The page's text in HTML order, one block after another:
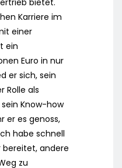
Karriere im
einer
ein
Euro in nur
er sich, sein
Rolle als
Know-how
er es genoss,
habe schnell
bereitet, andere
zu